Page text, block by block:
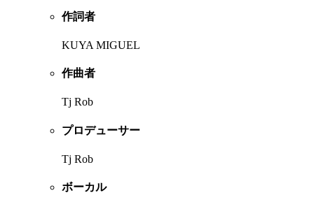
作詞者
KUYA MIGUEL
作曲者
Tj Rob
プロデューサー
Tj Rob
ボーカル